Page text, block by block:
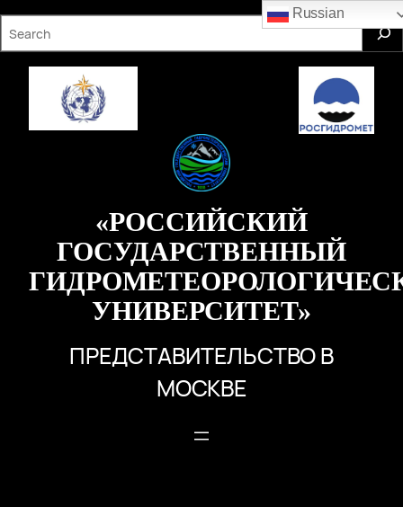
к
содержимому
S
r
«РОССИЙСКИЙ
ГОСУДАРСТВЕННЫЙ
УНИВЕРСИТЕТ»
ПРЕДСТАВИТЕЛЬСТВО В
МОСКВЕ
Russian